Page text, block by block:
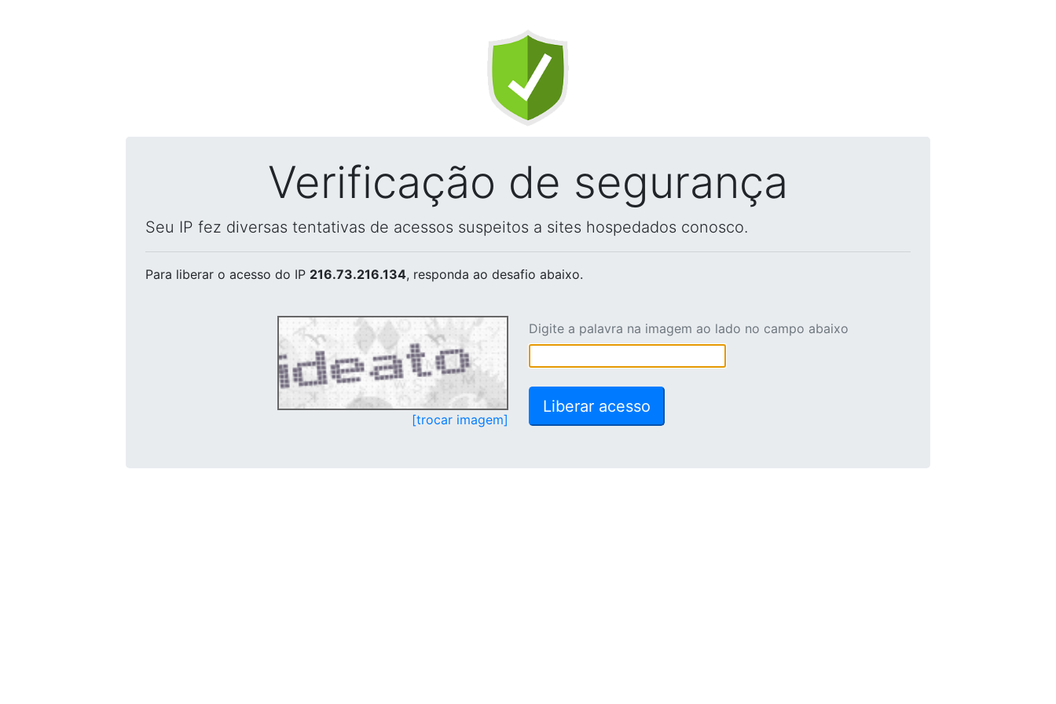
Verificação de segurança
Seu IP fez diversas tentativas de acessos suspeitos a sites hospedados conosco.
Para liberar o acesso do IP 216.73.216.134, responda ao desafio abaixo.
[trocar imagem]
Digite a palavra na imagem ao lado no campo abaixo